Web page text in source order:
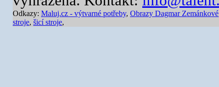
Odkazy: Maluj.cz - výtvarné potřeby, Obrazy Dagmar Zemánkové
stroje, šicí stroje,